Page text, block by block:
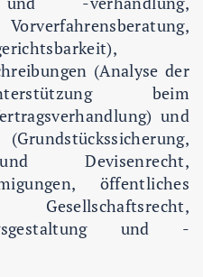
(Analyse der
beim
und
Devisenrecht,
öffentliches
und -